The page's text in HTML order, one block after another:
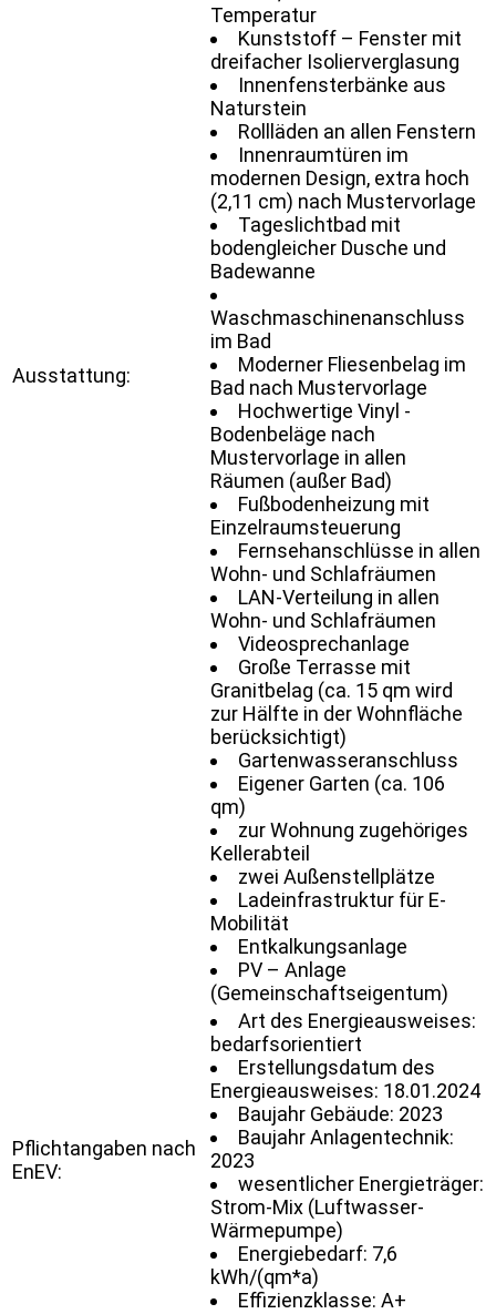
Ausstattung:
Temperatur
Kunststoff – Fenster mit
dreifacher Isolierverglasung
Innenfensterbänke aus
Naturstein
Rollläden an allen Fenstern
Innenraumtüren im
modernen Design, extra hoch
(2,11 cm) nach Mustervorlage
Tageslichtbad mit
bodengleicher Dusche und
Badewanne
Waschmaschinenanschluss
im Bad
Moderner Fliesenbelag im
Bad nach Mustervorlage
Hochwertige Vinyl -
Bodenbeläge nach
Mustervorlage in allen
Räumen (außer Bad)
Fußbodenheizung mit
Einzelraumsteuerung
Fernsehanschlüsse in allen
Wohn- und Schlafräumen
LAN-Verteilung in allen
Wohn- und Schlafräumen
Videosprechanlage
Große Terrasse mit
Granitbelag (ca. 15 qm wird
zur Hälfte in der Wohnfläche
berücksichtigt)
Gartenwasseranschluss
Eigener Garten (ca. 106
qm)
zur Wohnung zugehöriges
Kellerabteil
zwei Außenstellplätze
Ladeinfrastruktur für E-
Mobilität
Entkalkungsanlage
PV – Anlage
(Gemeinschaftseigentum)
Pflichtangaben nach
EnEV:
Art des Energieausweises:
bedarfsorientiert
Erstellungsdatum des
Energieausweises: 18.01.2024
Baujahr Gebäude: 2023
Baujahr Anlagentechnik:
2023
wesentlicher Energieträger:
Strom-Mix (Luftwasser-
Wärmepumpe)
Energiebedarf: 7,6
kWh/(qm*a)
Effizienzklasse: A+